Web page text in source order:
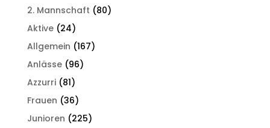
2. Mannschaft (80)
Aktive(24)
Allgemein (167)
Anlässe(96)
Azzurri(81)
Frauen (36)
Junioren (225)